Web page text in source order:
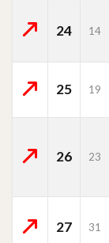
24
14
25 19
26 23
27
31